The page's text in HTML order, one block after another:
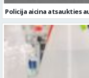
Policija aicina atsaukties